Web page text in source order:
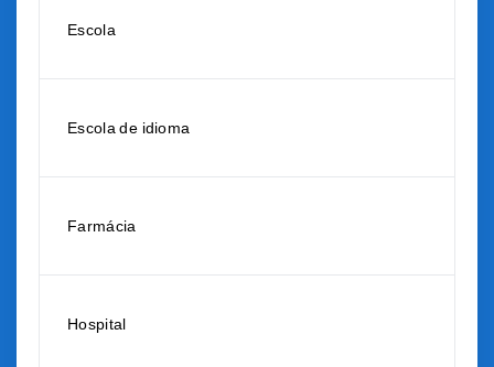
Escola
Escola de idioma
Farmácia
Hospital